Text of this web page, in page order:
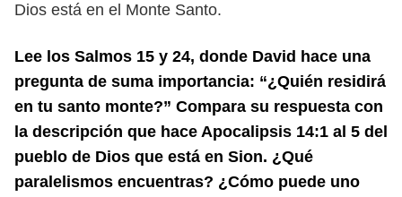
Dios está en el Monte Santo.
Lee los Salmos 15 y 24, donde David hace una
pregunta de suma importancia: “¿Quién residirá
en tu santo monte?” Compara su respuesta con
la descripción que hace Apocalipsis 14:1 al 5 del
pueblo de Dios que está en Sion. ¿Qué
paralelismos encuentras? ¿Cómo puede uno